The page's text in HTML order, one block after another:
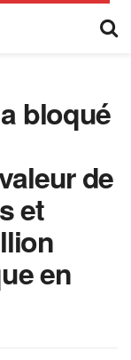
bloqué
de
et
en